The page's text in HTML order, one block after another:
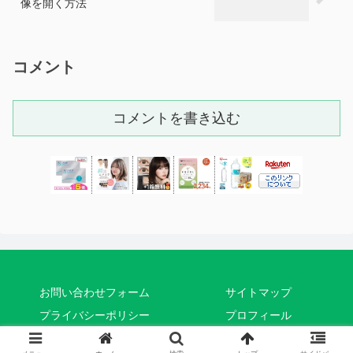
像を開く方法
コメント
コメントを書き込む
お問い合わせフォーム
サイトマップ
プライバシーポリシー
プロフィール
© 2019 うしろまえ.